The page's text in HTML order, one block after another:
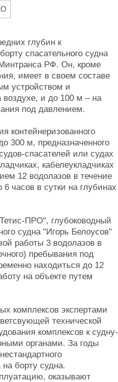
глубин к
спасательного судна
РФ. Он, кроме
имеет в своем составе
устройством и
воздухе, и до 100 м – на
под давлением.
контейнеризованного
300 м, предназначенного
спасателей или судах
кабелеукладчиках
12 водолазов в течение
часов в сутки на глубинах
ПРО", глубоководный
судна "Игорь Белоусов"
работы 3 водолазов в
пребывания под
находиться до 12
на объекте путем
комплексов экспертами
технической
комплексов к судну-
органами. За годы
борту судна.
оказывают